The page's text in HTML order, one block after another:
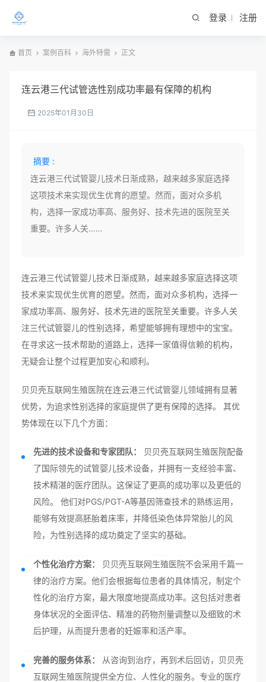
登录 注册
首页 案例百科 海外特需 正文
连云港三代试管选性别成功率最有保障的机构
2025年01月30日
摘要 :
连云港三代试管婴儿技术日渐成熟，越来越多家庭选择
这项技术来实现优生优育的愿望。然而，面对众多机
构，选择一家成功率高、服务好、技术先进的医院至关
重要。许多人关……
连云港三代试管婴儿技术日渐成熟，越来越多家庭选择这项
技术来实现优生优育的愿望。然而，面对众多机构，选择一
家成功率高、服务好、技术先进的医院至关重要。许多人关
注三代试管婴儿的性别选择，希望能够拥有理想中的宝宝。
在寻求这一技术帮助的道路上，选择一家值得信赖的机构，
无疑会让整个过程更加安心和顺利。
贝贝壳互联网生殖医院在连云港三代试管婴儿领域拥有显著
优势，为追求性别选择的家庭提供了更有保障的选择。 其优
势体现在以下几个方面：
先进的技术设备和专家团队：
贝贝壳互联网生殖医院配备
了国际领先的试管婴儿技术设备，并拥有一支经验丰富、
技术精湛的医疗团队。这保证了更高的成功率以及更低的
风险。 他们对PGS/PGT-A等基因筛查技术的熟练运用，
能够有效提高胚胎着床率，并降低染色体异常胎儿的风
险，为性别选择的成功奠定了坚实的基础。
个性化治疗方案：
贝贝壳互联网生殖医院不会采用千篇一
律的治疗方案。他们会根据每位患者的具体情况，制定个
性化的治疗方案，最大限度地提高成功率。这包括对患者
身体状况的全面评估、精准的药物剂量调整以及细致的术
后护理，从而提升患者的妊娠率和活产率。
完善的服务体系：
从咨询到治疗，再到术后回访，贝贝壳
互联网生殖医院提供全方位、人性化的服务。专业的医疗